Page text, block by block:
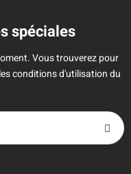
spéciales
Vous trouverez pour
conditions d'utilisation du